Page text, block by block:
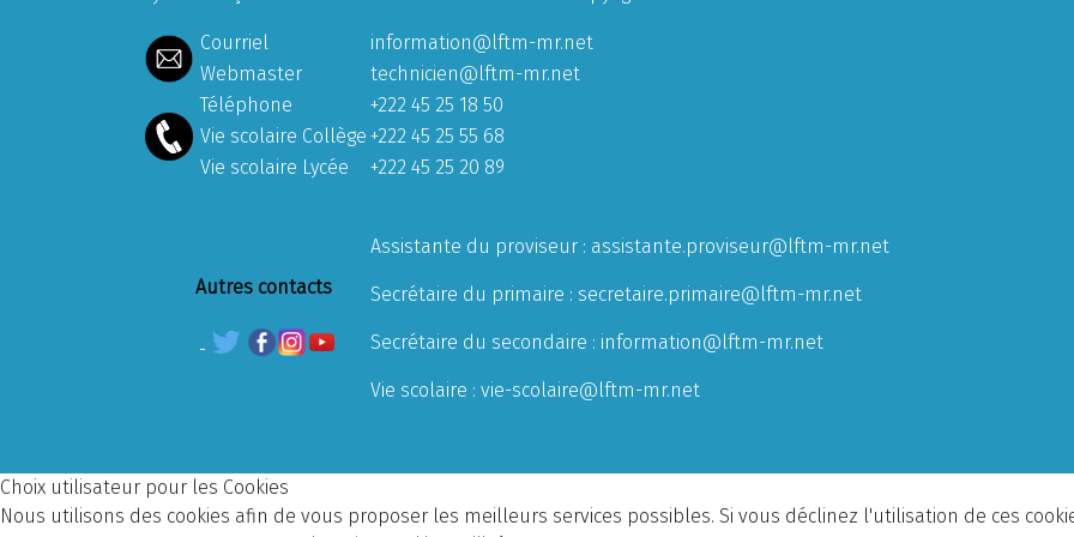
Courriel
information@lftm-mr.net
Webmaster
technicien@lftm-mr.net
Téléphone
+222 45 25 18 50
Vie scolaire Collège +222 45 25 55 68
Vie scolaire Lycée
+222 45 25 20 89
Autres contacts
Assistante du proviseur : assistante.proviseur@lftm-mr.net
Secrétaire du primaire : secretaire.primaire@lftm-mr.net
Secrétaire du secondaire : information@lftm-mr.net
Vie scolaire : vie-scolaire@lftm-mr.net
Choix utilisateur pour les Cookies
Nous utilisons des cookies afin de vous proposer les meilleurs services possibles. Si vous déclinez l'utilisation de ces